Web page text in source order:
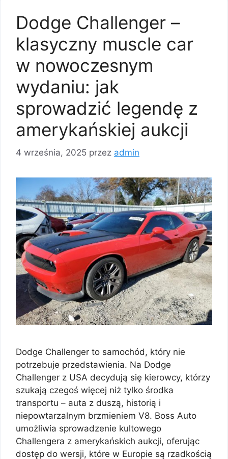
Dodge Challenger –
klasyczny muscle car
w nowoczesnym
wydaniu: jak
sprowadzić legendę z
amerykańskiej aukcji
4 września, 2025 przez admin
Dodge Challenger to samochód, który nie
potrzebuje przedstawienia. Na Dodge
Challenger z USA decydują się kierowcy, którzy
szukają czegoś więcej niż tylko środka
transportu – auta z duszą, historią i
niepowtarzalnym brzmieniem V8. Boss Auto
umożliwia sprowadzenie kultowego
Challengera z amerykańskich aukcji, oferując
dostęp do wersji, które w Europie są rzadkością